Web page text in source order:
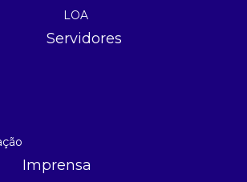
LOA
Servidores
Imprensa